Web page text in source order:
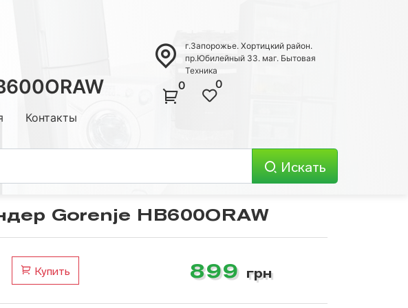
Контакты
г.Запорожье. Хортицкий район.
пр.Юбилейный 33. маг. Бытовая
Техника
0 0
Искать
Столы. Телевизоры
Gorenje HB600ORAW
Купить 899 грн